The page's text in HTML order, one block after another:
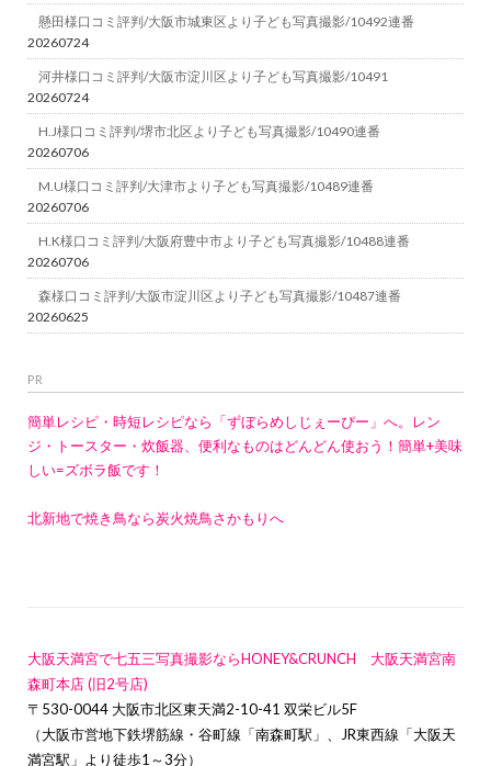
懸田様口コミ評判/大阪市城東区より子ども写真撮影/10492連番
20260724
河井様口コミ評判/大阪市淀川区より子ども写真撮影/10491
20260724
H.J様口コミ評判/堺市北区より子ども写真撮影/10490連番
20260706
M.U様口コミ評判/大津市より子ども写真撮影/10489連番
20260706
H.K様口コミ評判/大阪府豊中市より子ども写真撮影/10488連番
20260706
森様口コミ評判/大阪市淀川区より子ども写真撮影/10487連番
20260625
PR
簡単レシピ・時短レシピなら「ずぼらめしじぇーぴー」へ。レン
ジ・トースター・炊飯器、便利なものはどんどん使おう！簡単+美味
しい=ズボラ飯です！
北新地で焼き鳥なら炭火焼鳥さかもりへ
大阪天満宮で七五三写真撮影ならHONEY&CRUNCH 大阪天満宮南
森町本店 (旧2号店)
〒530-0044 大阪市北区東天満2-10-41 双栄ビル5F
（大阪市営地下鉄堺筋線・谷町線「南森町駅」、JR東西線「大阪天
満宮駅」より徒歩1～3分）